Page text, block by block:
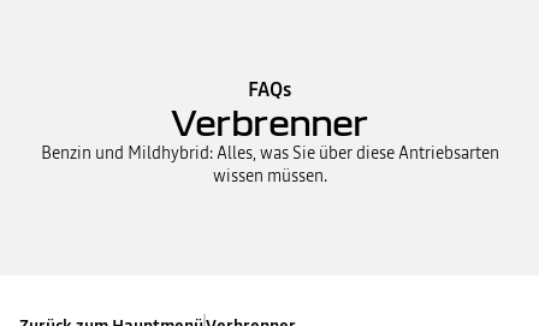
FAQs
Verbrenner
Benzin und Mildhybrid: Alles, was Sie über diese Antriebsarten
wissen müssen.